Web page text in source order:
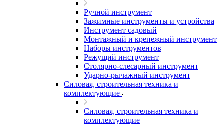
Ручной инструмент
Зажимные инструменты и устройства
Инструмент садовый
Монтажный и крепежный инструмент
Наборы инструментов
Режущий инструмент
Столярно-слесарный инструмент
Ударно-рычажный инструмент
Силовая, строительная техника и
комплектующие
Силовая, строительная техника и
комплектующие